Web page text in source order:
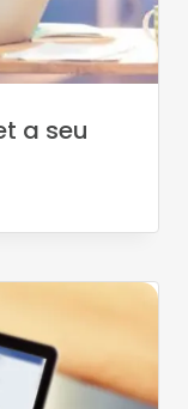
a seu